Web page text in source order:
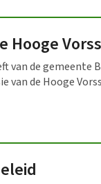
Hooge
van de gemeente
van de Hooge